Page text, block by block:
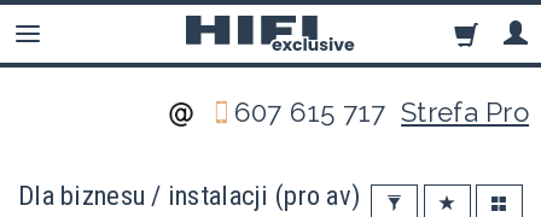
607 615 717Strefa Pro
Dla biznesu / instalacji (pro av)